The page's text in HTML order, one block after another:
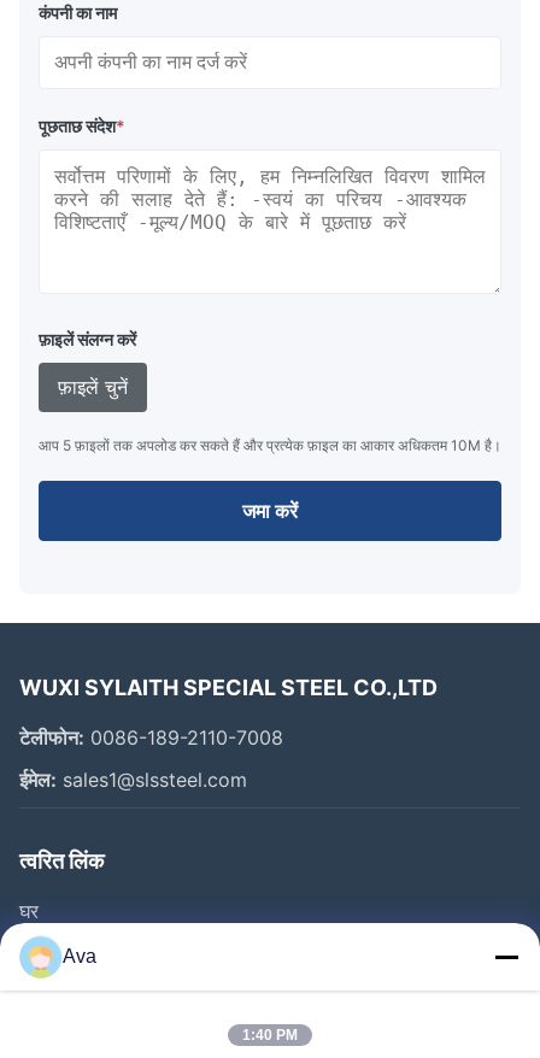
कंपनी का नाम
पूछताछ संदेश*
फ़ाइलें संलग्न करें
फ़ाइलें चुनें
आप 5 फ़ाइलों तक अपलोड कर सकते हैं और प्रत्येक फ़ाइल का आकार अधिकतम 10M है।
जमा करें
WUXI SYLAITH SPECIAL STEEL CO.,LTD
टेलीफोन: 0086-189-2110-7008
ईमेल: sales1@slssteel.com
त्वरित लिंक
घर
उत्पाद
वीडियो
Ava
1:40 PM